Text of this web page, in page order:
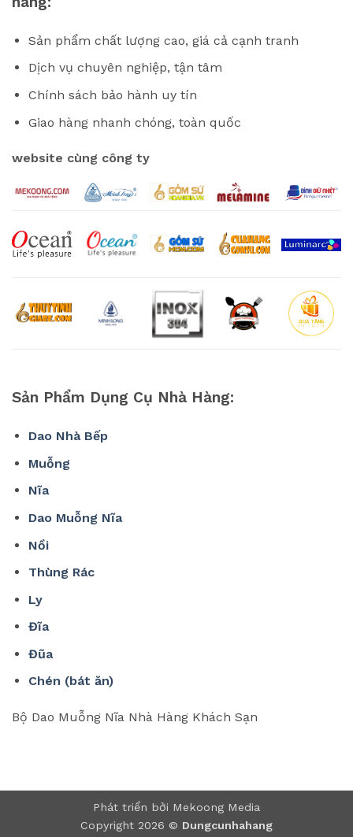
Sản phẩm chất lượng cao, giá cả cạnh tranh
Dịch vụ chuyên nghiệp, tận tâm
Chính sách bảo hành uy tín
Giao hàng nhanh chóng, toàn quốc
website cùng công ty
Sản Phẩm Dụng Cụ Nhà Hàng:
Dao Nhà Bếp
Muỗng
Nĩa
Dao Muỗng Nĩa
Nồi
Thùng Rác
Ly
Đĩa
Đũa
Chén (bát ăn)
Bộ Dao Muỗng Nĩa Nhà Hàng Khách Sạn
Phát triển bởi Mekoong Media
Copyright 2026 © Dungcunhahang